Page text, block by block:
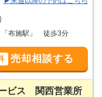
布施駅」 徒歩3分
売却相談する
ビス 関西営業所